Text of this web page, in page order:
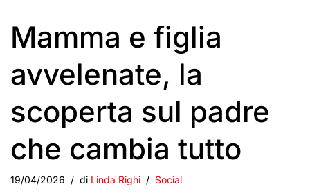
Mamma e figlia
avvelenate, la
scoperta sul padre
che cambia tutto
19/04/2026 di Linda Righi Social